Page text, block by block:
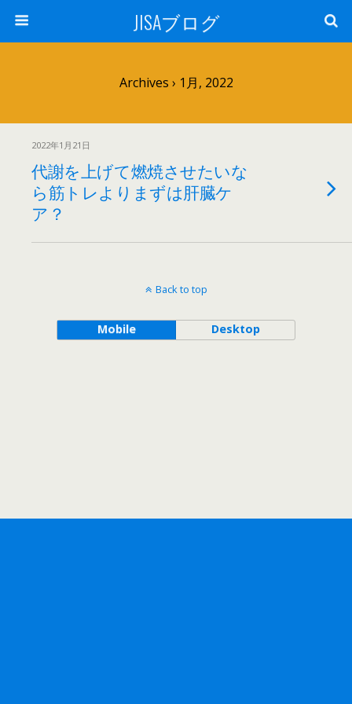
JISAブログ
Archives › 1月, 2022
2022年1月21日
代謝を上げて燃焼させたいな
ら筋トレよりまずは肝臓ケ
ア？
Back to top
Mobile Desktop